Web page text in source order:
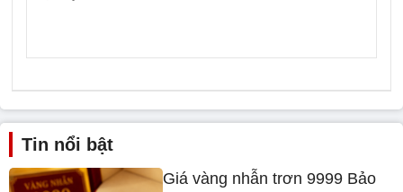
Tin nổi bật
Giá vàng nhẫn trơn 9999 Bảo